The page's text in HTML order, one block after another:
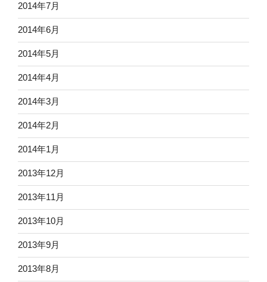
2014年7月
2014年6月
2014年5月
2014年4月
2014年3月
2014年2月
2014年1月
2013年12月
2013年11月
2013年10月
2013年9月
2013年8月